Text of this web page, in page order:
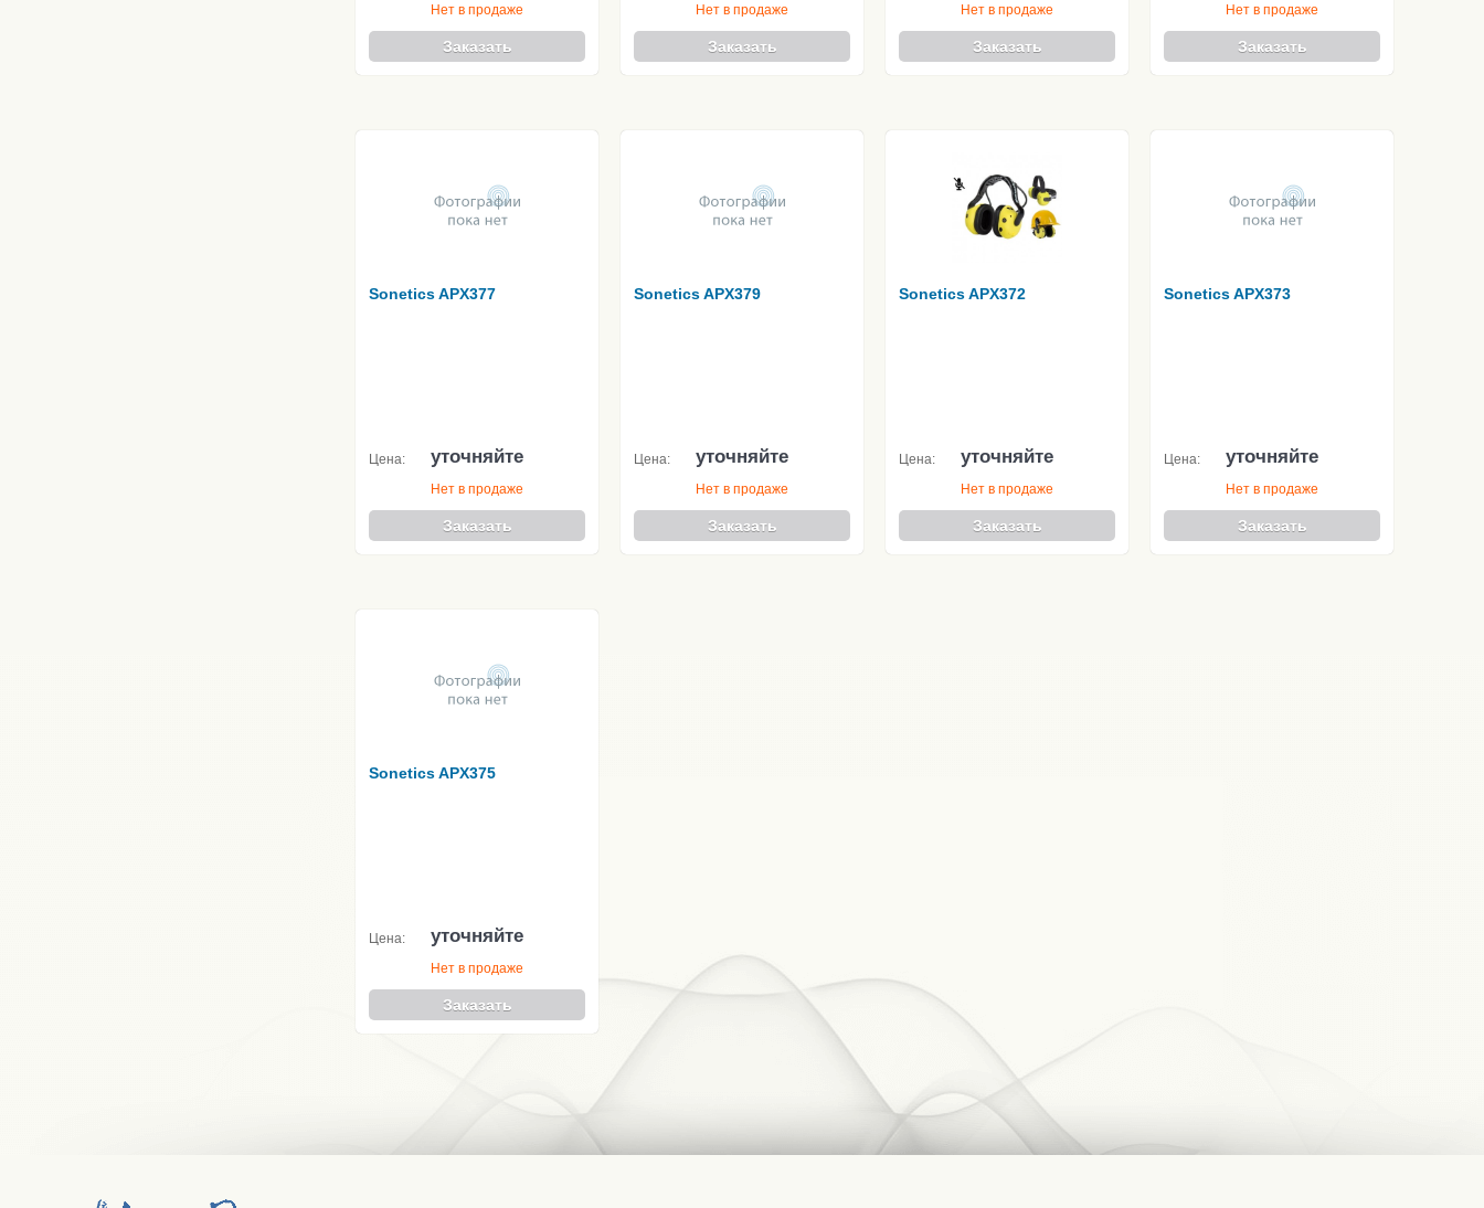
Нет в продаже
Заказать
Нет в продаже
Заказать
Нет в продаже
Заказать
Нет в продаже
Заказать
Sonetics APX377
Цена: уточняйте
Нет в продаже
Заказать
Sonetics APX379
Цена: уточняйте
Нет в продаже
Заказать
Sonetics APX372
Цена: уточняйте
Нет в продаже
Заказать
Sonetics APX373
Цена: уточняйте
Нет в продаже
Заказать
Sonetics APX375
Цена: уточняйте
Нет в продаже
Заказать